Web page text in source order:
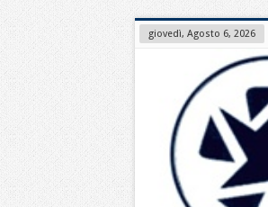
giovedì, Agosto 6, 2026